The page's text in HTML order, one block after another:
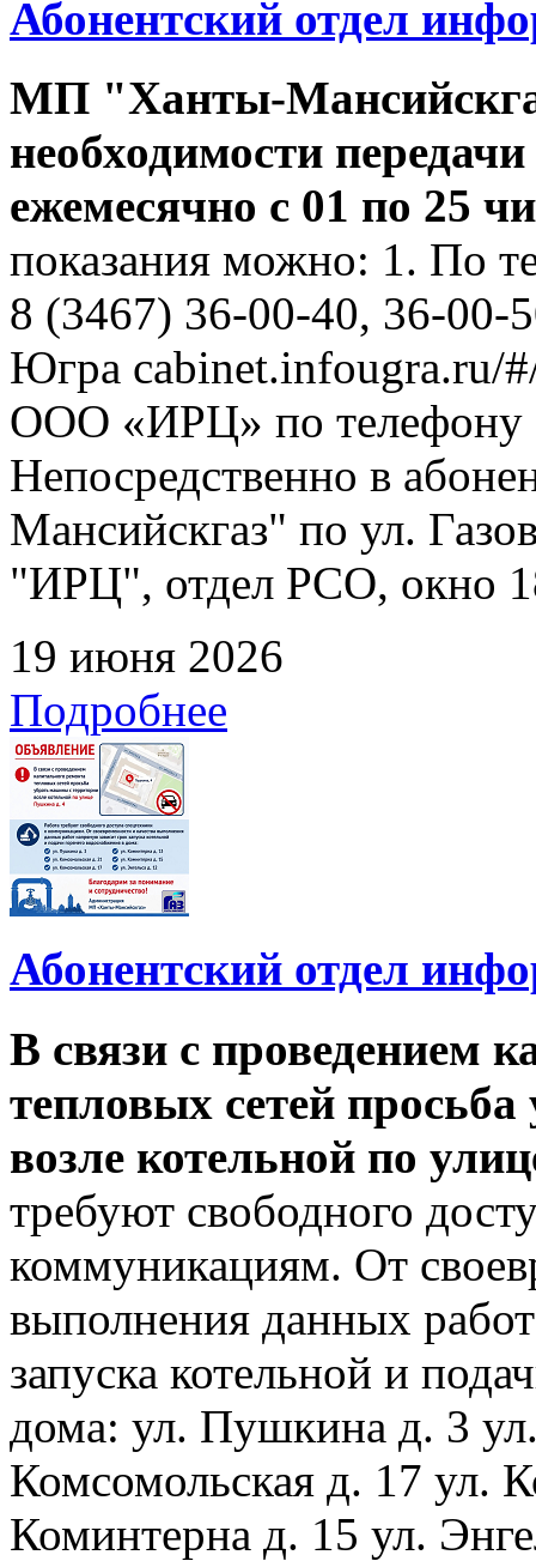
Абонентский отдел
МП "Ханты-
необходимости
ежемесячно с 01 по 25
показания можно: 1. По
8 (3467) 36-00-40, 36-00-
Югра cabinet.infougra.ru/
ООО «ИРЦ» по телефону
Непосредственно в
Мансийскгаз" по ул.
"ИРЦ", отдел РСО, окно
19 июня 2026
Подробнее
Абонентский отдел
В связи с проведением
тепловых сетей
возле котельной по
требуют свободного
коммуникациям. От
выполнения данных
запуска котельной и
дома: ул. Пушкина д. 3
Комсомольская д. 17 ул.
Коминтерна д. 15 ул.